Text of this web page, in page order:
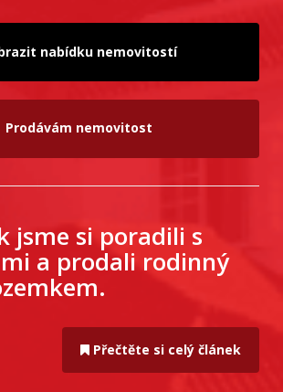
nabídku nemovitostí
Prodávám nemovitost
jsme si poradili s
a prodali rodinný
Přečtěte si celý článek